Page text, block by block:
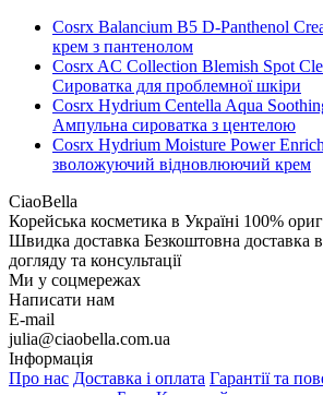
Cosrx Balancium B5 D-Panthenol
крем з пантенолом
Cosrx AC Collection Blemish Spot
Сироватка для проблемної шкіри
Cosrx Hydrium Centella Aqua
Ампульна сироватка з центелою
Cosrx Hydrium Moisture Power
зволожуючий відновлюючий крем
CiaoBella
Корейська косметика в Україні 100%
Швидка доставка Безкоштовна доставка
догляду та консультації
Ми у соцмережах
Написати нам
E-mail
julia@ciaobella.com.ua
Інформація
Про нас Доставка і оплата Гарантії та